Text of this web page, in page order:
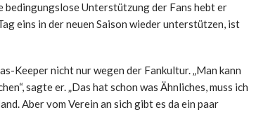
Unterstützung der Fans hebt er
eins in der neuen Saison wieder unterstützen, ist
Keeper nicht nur wegen der Fankultur. „Man kann
sagte er. „Das hat schon was Ähnliches, muss ich
Aber vom Verein an sich gibt es da ein paar